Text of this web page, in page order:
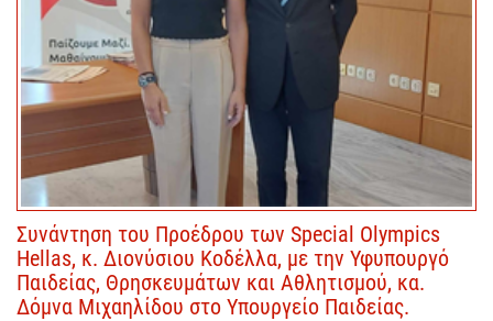
Συνάντηση του Προέδρου των Special Olympics
Hellas, κ. Διονύσιου Κοδέλλα, με την Υφυπουργό
Παιδείας, Θρησκευμάτων και Αθλητισμού, κα.
Δόμνα Μιχαηλίδου στο Υπουργείο Παιδείας.